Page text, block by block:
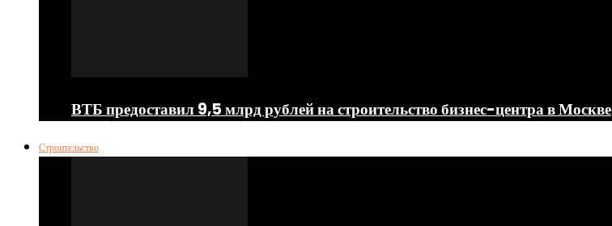
ВТБ предоставил 9,5 млрд рублей на строительство бизнес-центра в Москве
Строительство